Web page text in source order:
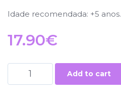
Idade recomendada: +5 anos.
17.90€
Add to cart